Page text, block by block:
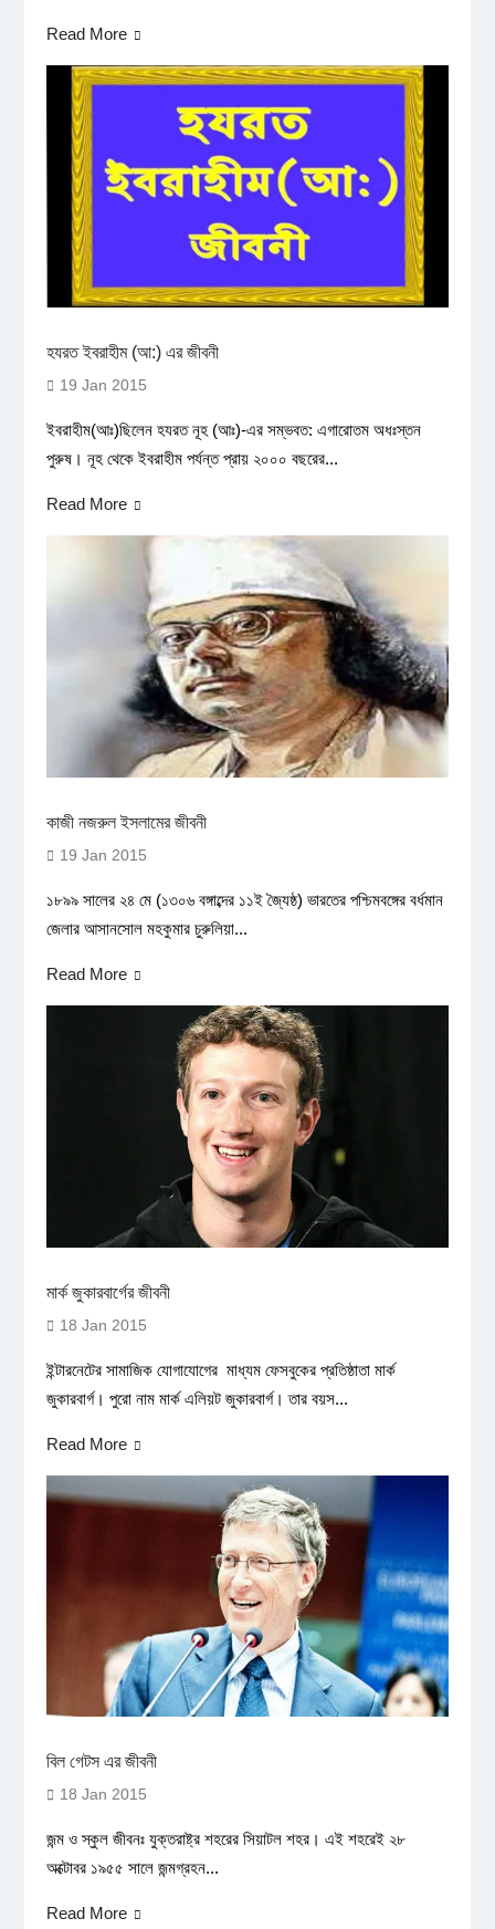
Read More
হযরত ইবরাহীম (আ:) এর জীবনী
19 Jan 2015
ইবরাহীম(আঃ)ছিলেন হযরত নূহ (আঃ)-এর সম্ভবত: এগারোতম অধঃস্তন
পুরুষ। নূহ থেকে ইবরাহীম পর্যন্ত প্রায় ২০০০ বছরের...
Read More
কাজী নজরুল ইসলামের জীবনী
19 Jan 2015
১৮৯৯ সালের ২৪ মে (১৩০৬ বঙ্গাব্দের ১১ই জ্যৈষ্ঠ) ভারতের পশ্চিমবঙ্গের বর্ধমান
জেলার আসানসোল মহকুমার চুরুলিয়া...
Read More
মার্ক জুকারবার্গের জীবনী
18 Jan 2015
ইন্টারনেটের সামাজিক যোগাযোগের মাধ্যম ফেসবুকের প্রতিষ্ঠাতা মার্ক
জুকারবার্গ। পুরো নাম মার্ক এলিয়ট জুকারবার্গ। তার বয়স...
Read More
বিল গেটস এর জীবনী
18 Jan 2015
জন্ম ও স্কুল জীবনঃ যুক্তরাষ্ট্র শহরের সিয়াটল শহর। এই শহরেই ২৮
অক্টোবর ১৯৫৫ সালে জন্মগ্রহন...
Read More